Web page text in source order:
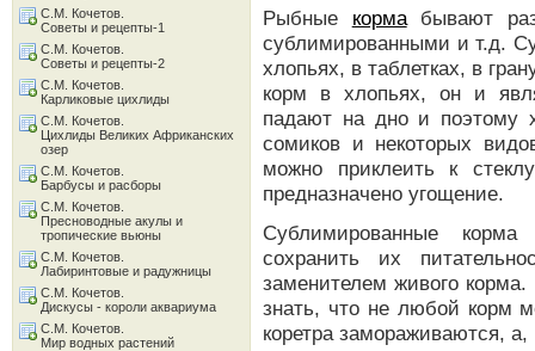
Рыбные кормабывают
сублимированными и т.д.
хлопьях, в таблетках, в
корм в хлопьях, он и
падают на дно и поэтому
сомиков и некоторых
можно приклеить к
предназначено угощение.
Сублимированные
сохранить их
заменителем живого
знать, что не любой корм
коретра замораживаются,
С.М. Кочетов.
Советы и рецепты-1
С.М. Кочетов.
Советы и рецепты-2
С.М. Кочетов.
Карликовые цихлиды
С.М. Кочетов.
Цихлиды Великих Африканских
озер
С.М. Кочетов.
Барбусы и расборы
С.М. Кочетов.
Пресноводные акулы и
тропические вьюны
С.М. Кочетов.
Лабиринтовые и радужницы
С.М. Кочетов.
Дискусы - короли аквариума
С.М. Кочетов.
Мир водных растений